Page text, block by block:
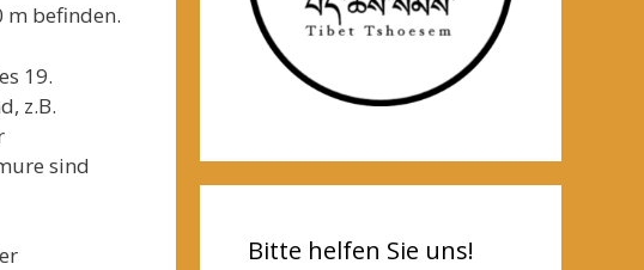
m befinden.
19.
z.B.
sind
Bitte helfen Sie uns!